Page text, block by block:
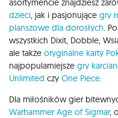
dzieci , jak i pasjonujące gry
planszowe dla dorosłych .
wszystkich Dixit, Dobble,
ale także oryginalne karty
najpopularniejsze gry
Unlimited czy One Piece
Dla miłośników gier
Warhammer Age of Sigmar,